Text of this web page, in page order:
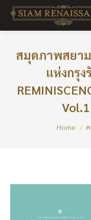
สมุดภาพสยาม
แห่งกรุ
Home